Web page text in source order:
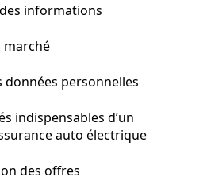
informations
marché
données personnelles
indispensables d’un
auto électrique
des offres